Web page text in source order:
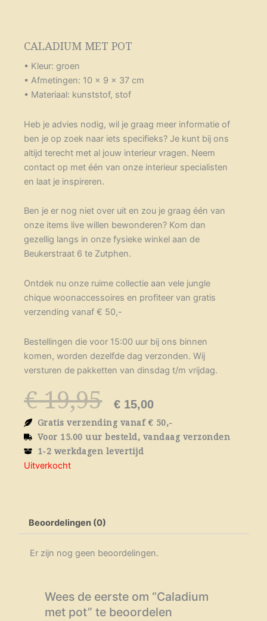
CALADIUM MET POT
• Kleur: groen
• Afmetingen: 10 x 9 x 37 cm
• Materiaal: kunststof, stof
Heb je advies nodig, wil je graag meer informatie of
ben je op zoek naar iets specifieks? Je kunt bij ons
altijd terecht met al jouw interieur vragen. Neem
contact op met één van onze interieur specialisten
en laat je inspireren.
Ben je er nog niet over uit en zou je graag één van
onze items live willen bewonderen? Kom dan
gezellig langs in onze fysieke winkel aan de
Beukerstraat 6 te Zutphen.
Ontdek nu onze ruime collectie aan vele jungle
chique woonaccessoires en profiteer van gratis
verzending vanaf € 50,-
Bestellingen die voor 15:00 uur bij ons binnen
komen, worden dezelfde dag verzonden. Wij
versturen de pakketten van dinsdag t/m vrijdag.
€19,95 prijs
was:
€ 19,95.
€ 15,00Huidige
prijs
is:
€ 15,00.
Gratis verzending vanaf € 50,-
Voor 15.00 uur besteld, vandaag verzonden
1-2 werkdagen levertijd
Uitverkocht
Beoordelingen (0)
Er zijn nog geen beoordelingen.
Wees de eerste om “Caladium
met pot” te beoordelen